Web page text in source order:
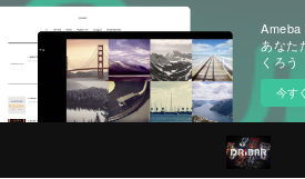
あなた
くろう
今す